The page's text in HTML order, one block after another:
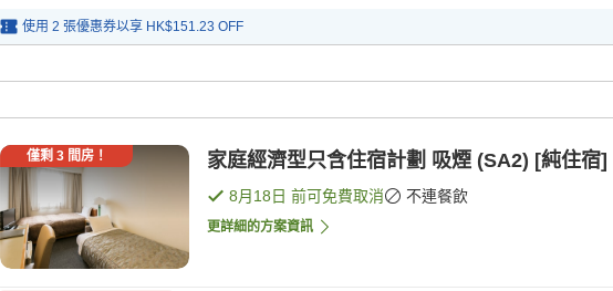
使用 2 張優惠券以享 HK$151.23 OFF
僅剩 3間房！ 家庭經濟型只含住宿計劃 吸煙 (SA2) [純住宿]
8月18日 前可免費取消 不連餐飲
更詳細的方案資訊